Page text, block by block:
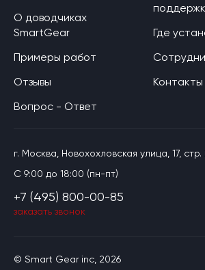
© Smart Gear inc, 2026
О доводчиках
SmartGear
Примеры работ
Отзывы
Вопрос - Ответ
Где
Контакты
г. Москва, Новохохловская улица, 17, стр.
C 9:00 до 18:00 (пн-пт)
+7 (495) 800-00-85
заказать звонок